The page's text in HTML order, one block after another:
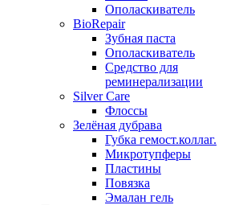
Ополаскиватель
BioRepair
Зубная паста
Ополаскиватель
Средство для
реминерализации
Silver Care
Флоссы
Зелёная дубрава
Губка гемост.коллаг.
Микротупферы
Пластины
Повязка
Эмалан гель